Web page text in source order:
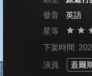
發音
英語
星等
下架時間
演員 蓋爾